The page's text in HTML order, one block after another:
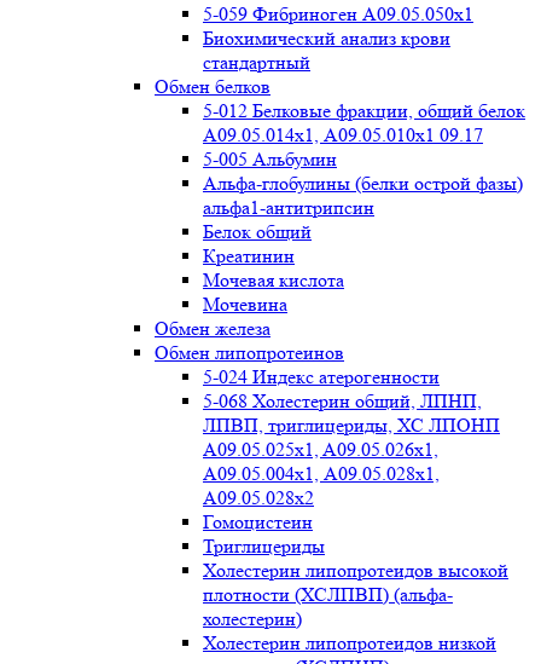
5-059 Фибриноген А09.05.050x1
Биохимический анализ крови
стандартный
Обмен белков
5-012 Белковые фракции, общий белок
А09.05.014х1, А09.05.010х1 09.17
5-005 Альбумин
Альфа-глобулины (белки острой фазы)
альфа1-антитрипсин
Белок общий
Креатинин
Мочевая кислота
Мочевина
Обмен железа
Обмен липопротеинов
5-024 Индекс атерогенности
5-068 Холестерин общий, ЛПНП,
ЛПВП, триглицериды, ХС ЛПОНП
А09.05.025x1, A09.05.026х1,
А09.05.004х1, А09.05.028х1,
А09.05.028х2
Гомоцистеин
Триглицериды
Холестерин липопротеидов высокой
плотности (ХСЛПВП) (альфа-
холестерин)
Холестерин липопротеидов низкой